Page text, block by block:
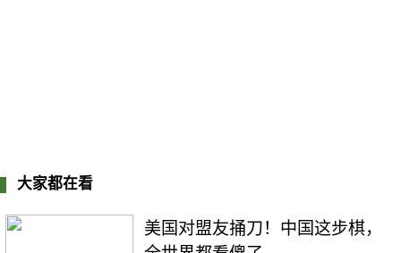
大家都在看
美国对盟友捅刀！中国这步棋，